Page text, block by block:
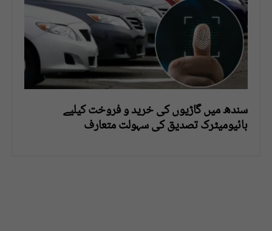
سندھ میں گاڑیوں کی خرید و فروخت کیلیے
بائیومیٹرک تصدیق کی سہولت متعارف